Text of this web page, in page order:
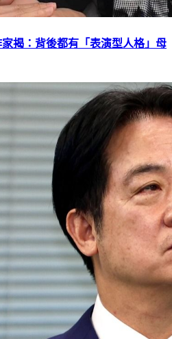
揭：背後都有「表演型人格」母